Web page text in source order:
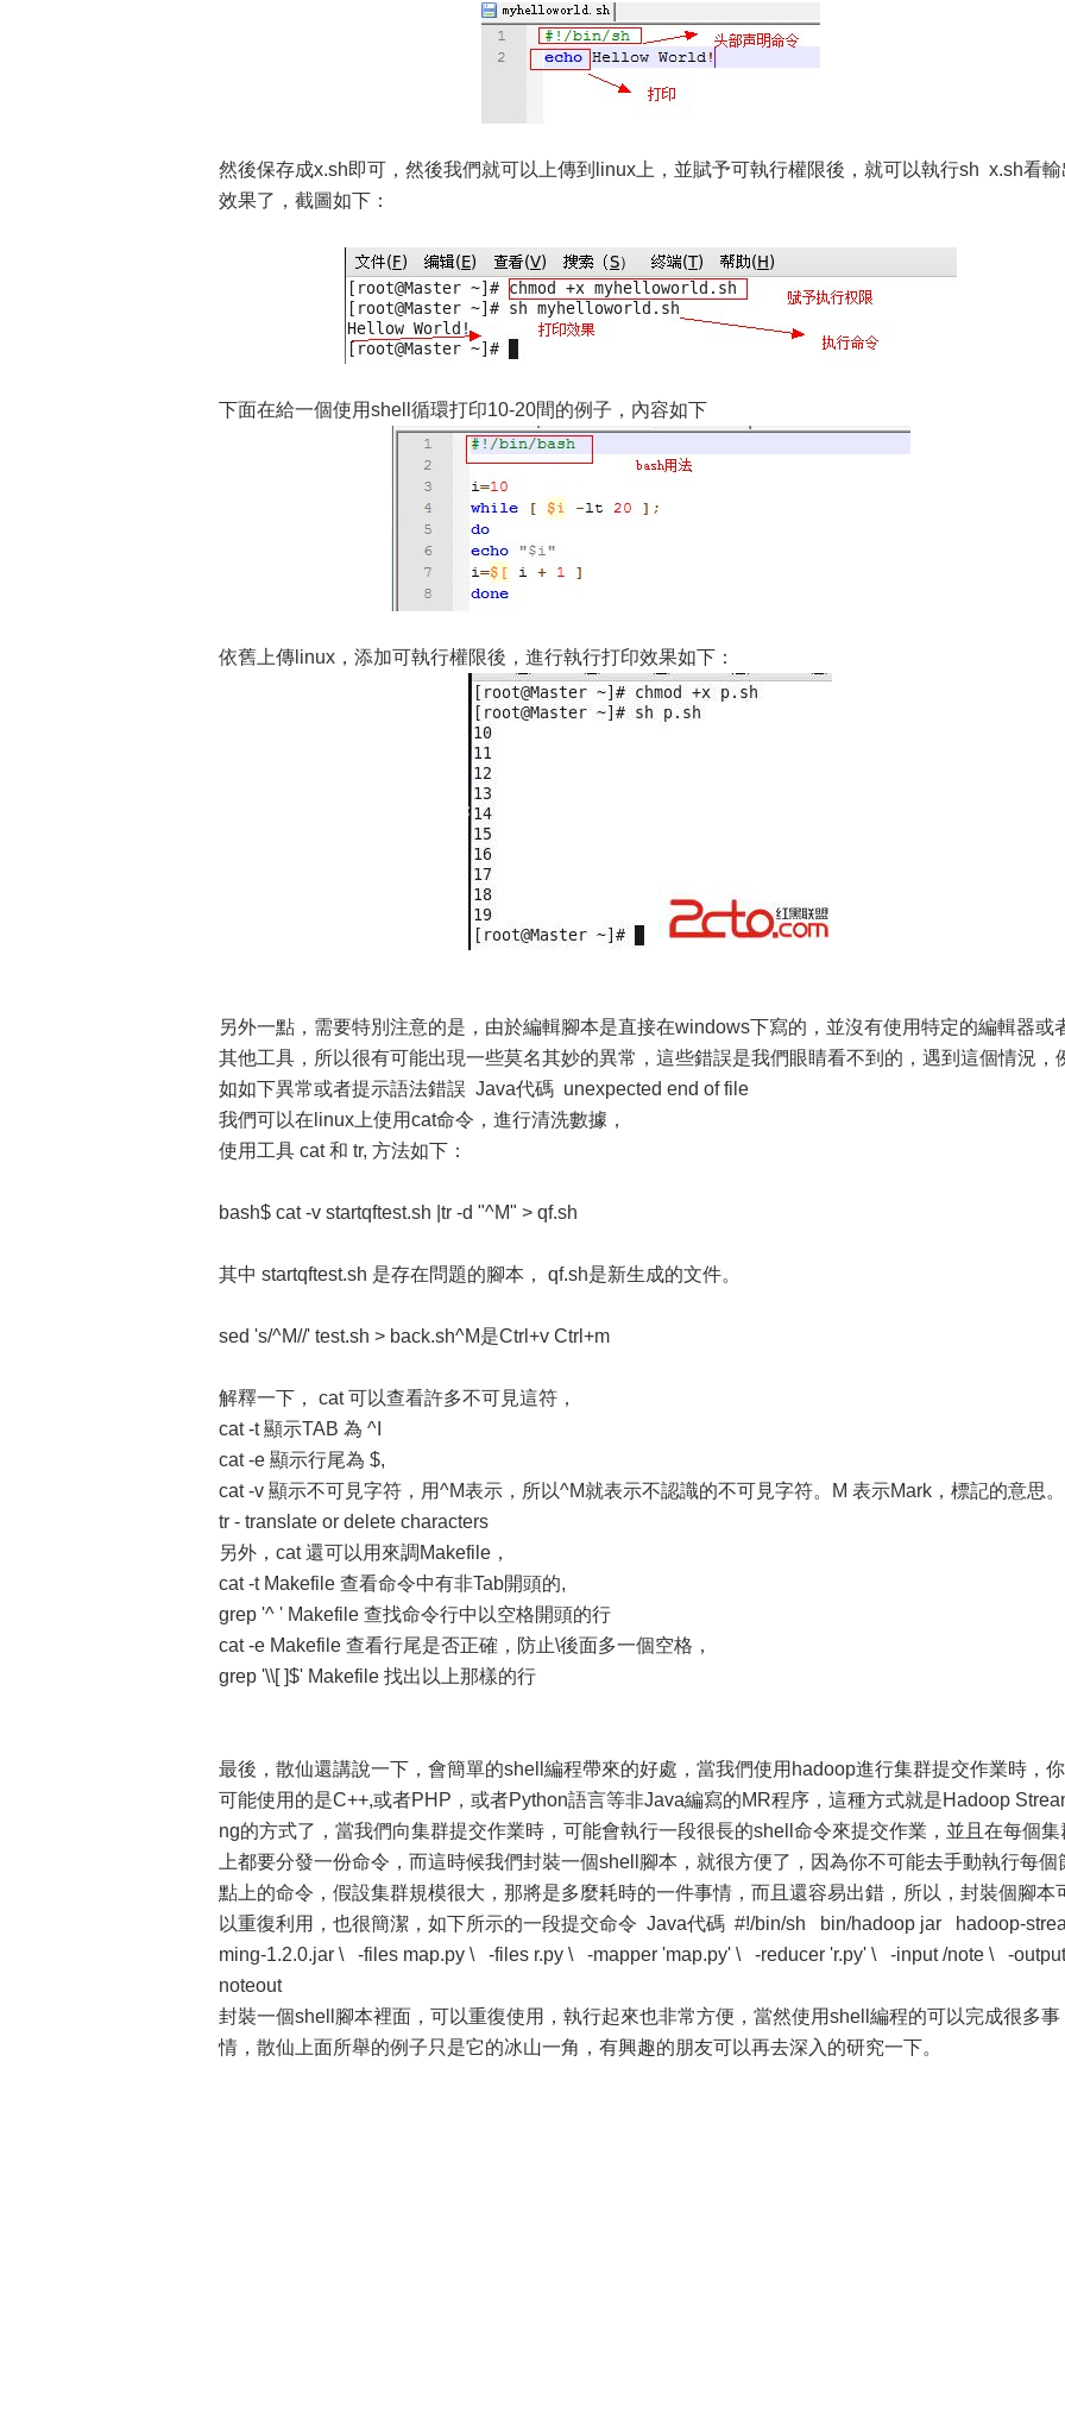
然後保存成x.sh即可，然後我們就可以上傳到linux上，並賦予可執行權限後，就可以執行sh x.sh看輸
效果了，截圖如下：
下面在給一個使用shell循環打印10-20間的例子，內容如下
依舊上傳linux，添加可執行權限後，進行執行打印效果如下：
另外一點，需要特別注意的是，由於編輯腳本是直接在windows下寫的，並沒有使用特定的編輯器或
其他工具，所以很有可能出現一些莫名其妙的異常，這些錯誤是我們眼睛看不到的，遇到這個情況，
如如下異常或者提示語法錯誤 Java代碼 unexpected end of file
我們可以在linux上使用cat命令，進行清洗數據，
使用工具 cat 和 tr, 方法如下：
bash$ cat -v startqftest.sh |tr -d "^M" > qf.sh
其中 startqftest.sh 是存在問題的腳本， qf.sh是新生成的文件。
sed 's/^M//' test.sh > back.sh^M是Ctrl+v Ctrl+m
解釋一下， cat 可以查看許多不可見這符，
cat -t 顯示TAB 為 ^I
cat -e 顯示行尾為 $,
cat -v 顯示不可見字符，用^M表示，所以^M就表示不認識的不可見字符。M 表示Mark，標記的意思
tr - translate or delete characters
另外，cat 還可以用來調Makefile，
cat -t Makefile 查看命令中有非Tab開頭的,
grep '^ ' Makefile 查找命令行中以空格開頭的行
cat -e Makefile 查看行尾是否正確，防止\後面多一個空格，
grep '\\[ ]$' Makefile 找出以上那樣的行
最後，散仙還講說一下，會簡單的shell編程帶來的好處，當我們使用hadoop進行集群提交作業時，你
可能使用的是C++,或者PHP，或者Python語言等非Java編寫的MR程序，這種方式就是Hadoop
ng的方式了，當我們向集群提交作業時，可能會執行一段很長的shell命令來提交作業，並且在每個集
上都要分發一份命令，而這時候我們封裝一個shell腳本，就很方便了，因為你不可能去手動執行每個
點上的命令，假設集群規模很大，那將是多麼耗時的一件事情，而且還容易出錯，所以，封裝個腳本
以重復利用，也很簡潔，如下所示的一段提交命令 Java代碼 #!/bin/sh bin/hadoop jar hadoop-
ming-1.2.0.jar \ -files map.py \ -files r.py \ -mapper 'map.py' \ -reducer 'r.py' \ -input /note \ -
noteout
封裝一個shell腳本裡面，可以重復使用，執行起來也非常方便，當然使用shell編程的可以完成很多事
情，散仙上面所舉的例子只是它的冰山一角，有興趣的朋友可以再去深入的研究一下。